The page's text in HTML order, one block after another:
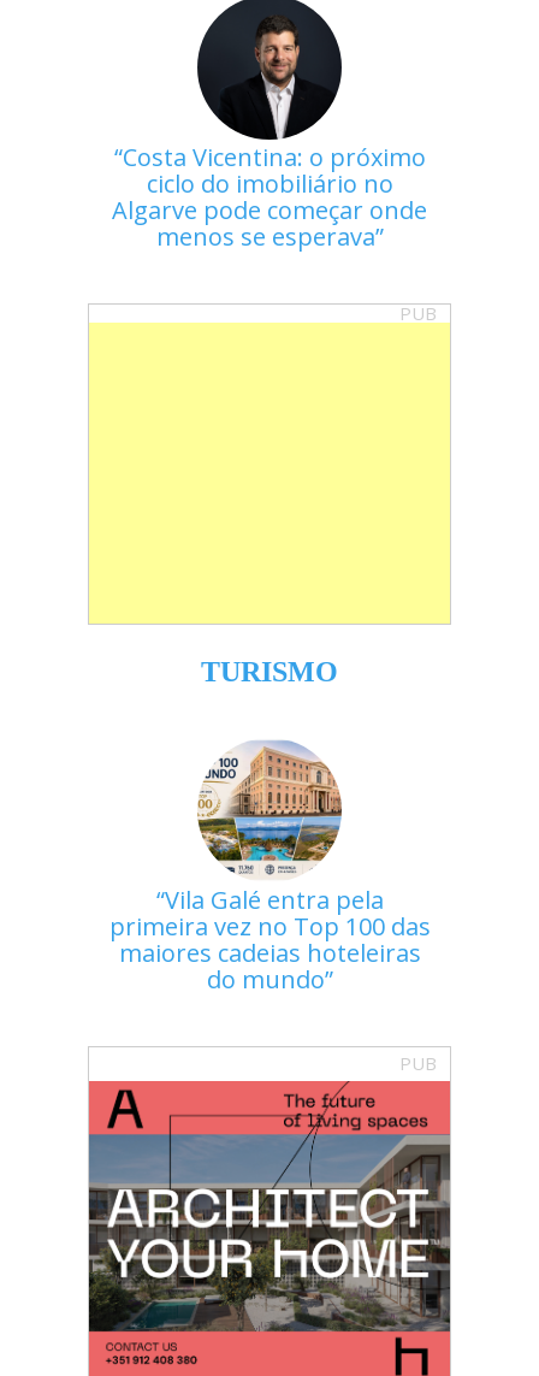
Costa Vicentina: o próximo
ciclo do imobiliário no
Algarve pode começar onde
menos se esperava
PUB
TURISMO
Vila Galé entra pela
primeira vez no Top 100 das
maiores cadeias hoteleiras
do mundo
PUB